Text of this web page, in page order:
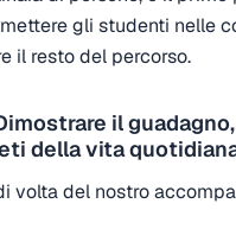
gli studenti nelle
il resto del percorso.
il
della vita
volta del nostro